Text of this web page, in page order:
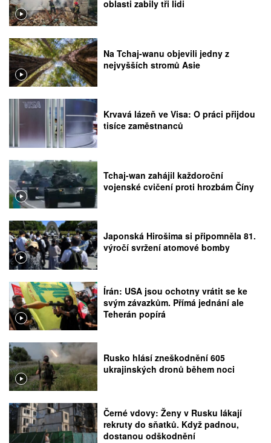
oblasti zabily tři lidi
Na Tchaj-wanu objevili jedny z
nejvyšších stromů Asie
Krvavá lázeň ve Visa: O práci přijdou
tisíce zaměstnanců
Tchaj-wan zahájil každoroční
vojenské cvičení proti hrozbám Číny
Japonská Hirošima si připomněla 81.
výročí svržení atomové bomby
Írán: USA jsou ochotny vrátit se ke
svým závazkům. Přímá jednání ale
Teherán popírá
Rusko hlásí zneškodnění 605
ukrajinských dronů během noci
Černé vdovy: Ženy v Rusku lákají
rekruty do sňatků. Když padnou,
dostanou odškodnění